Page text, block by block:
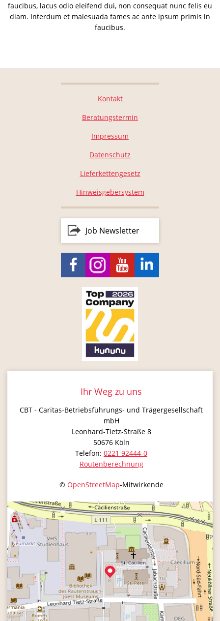
faucibus, lacus odio eleifend dui, non consequat nunc felis eu
diam. Interdum et malesuada fames ac ante ipsum primis in
faucibus.
Kontakt
Beratungstermin
Impressum
Datenschutz
Lieferkettengesetz
Hinweisgebersystem
Job Newsletter
Ihr Weg zu uns
CBT - Caritas-Betriebsführungs- und Trägergesellschaft
mbH
Leonhard-Tietz-Straße 8
50676 Köln
Telefon: 0221 92444-0
Routenberechnung
© OpenStreetMap-Mitwirkende